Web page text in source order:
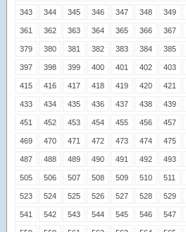
343 344 345 346 347 348 349
361 362 363 364 365 366 367
379 380 381 382 383 384 385
397 398 399 400 401 402 403
415 416 417 418 419 420 421
433 434 435 436 437 438 439
451 452 453 454 455 456 457
469 470 471 472 473 474 475
487 488 489 490 491 492 493
505 506 507 508 509 510 511
523 524 525 526 527 528 529
541 542 543 544 545 546 547